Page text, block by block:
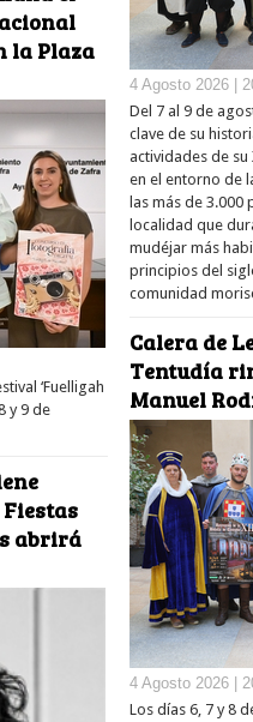
la Plaza
‘Fuelligah
y 9 de
abrirá
4 Agosto 2026 |
Del 7 al 9 de
clave de su
actividades de
en el entorno de
las más de
localidad que
mudéjar más
principios del
comunidad
Calera de
Tentudía
Manuel
4 Agosto 2026 |
Los días 6, 7 y 8